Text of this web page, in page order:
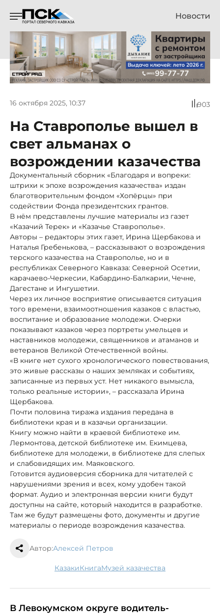
Новости
16 октября 2025, 10:37 903
На Ставрополье вышел в
свет альманах о
возрождении казачества
Документальный сборник «Благодаря и вопреки:
штрихи к эпохе возрождения казачества» издан
благотворительным фондом «Хопёрцы» при
содействии Фонда президентских грантов.
В нём представлены лучшие материалы из газет
«Казачий Терек» и «Казачье Ставрополье».
Авторы – редакторы этих газет, Ирина Щербакова и
Наталья Гребенькова, – рассказывают о возрождения
терского казачества на Ставрополье, но и в
республиках Северного Кавказа: Северной Осетии,
карачаево-Черкесии, Кабардино-Балкарии, Чечне,
Дагестане и Ингушетии.
Через их личное восприятие описывается ситуация
того времени, взаимоотношения казаков с властью,
воспитание и образование молодежи. Очерки
показывают казаков через портреты умельцев и
наставников молодежи, священников и атаманов и
ветеранов Великой Отечественной войны.
«В книге нет сухого хронологического повествования,
это живые рассказы о наших земляках и событиях,
записанные из первых уст. Нет никакого вымысла,
только реальные истории», – рассказала Ирина
Щербакова.
Почти половина тиража издания передана в
библиотеки края и в казачьи организации.
Книгу можно найти в краевой библиотеке им.
Лермонтова, детской библиотеке им. Екимцева,
библиотеке для молодежи, в библиотеке для слепых
и слабовидящих им. Маяковского.
Готовится аудиоверсия сборника для читателей с
нарушениями зрения и всех, кому удобен такой
формат. Аудио и электронная версии книги будут
доступны на сайте, который находится в разработке.
Там же будут размещены фото, документы и другие
материалы о периоде возрождения казачества.
Автор:Алексей Петров
казаки книга музей казачества
В Левокумском округе водитель-